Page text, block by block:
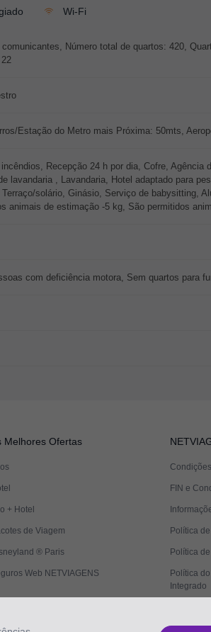
Wi-Fi
Número total de quartos: 420,
Estação do Metro mais Próxima: 50mts,
Recepção 24 h por dia, Cofre,
lavandaria , Lavandaria, Hotel adaptado para
solário, Ginásio, Serviço de babysitting,
animais de estimação -5 kg, São permitidos
com deficiência motora, Sem quartos para
Melhores Ofertas
+ Hotel
de Viagem
® Paris
Web NETVIAGENS
FIN e
Política
Política
Política
Integrado